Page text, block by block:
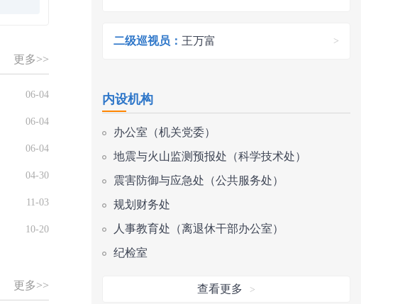
更多>>
06-04
06-04
06-04
04-30
11-03
10-20
更多>>
二级巡视员： 王万富 >
内设机构
办公室（机关党委）
地震与火山监测预报处（科学技术处）
震害防御与应急处（公共服务处）
规划财务处
人事教育处（离退休干部办公室）
纪检室
查看更多 >